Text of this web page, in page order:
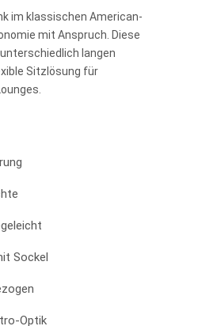
im klassischen American-
mit Anspruch. Diese
langen
Sitzlösung für
Sockel
Optik